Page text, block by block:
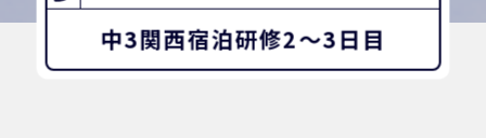
中3関西宿泊研修2〜3日目